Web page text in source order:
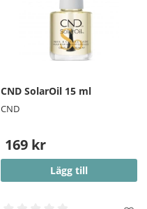
CND SolarOil 15 ml
CND
169 kr
Lägg till